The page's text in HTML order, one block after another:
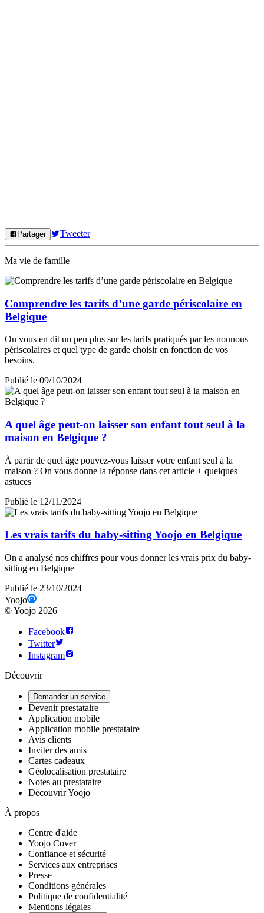
Partager Tweeter
Ma vie de famille
Comprendre les tarifs d’une garde périscolaire en
Belgique
On vous en dit un peu plus sur les tarifs pratiqués par les nounous
périscolaires et quel type de garde choisir en fonction de vos
besoins.
Publié le 09/10/2024
A quel âge peut-on laisser son enfant tout seul à la
maison en Belgique ?
À partir de quel âge pouvez-vous laisser votre enfant seul à la
maison ? On vous donne la réponse dans cet article + quelques
astuces
Publié le 12/11/2024
Les vrais tarifs du baby-sitting Yoojo en Belgique
On a analysé nos chiffres pour vous donner les vrais prix du baby-
sitting en Belgique
Publié le 23/10/2024
Yoojo
©Yoojo 2026
Facebook
Twitter
Instagram
Découvrir
Demander un service
Devenir prestataire
Application mobile
Application mobile prestataire
Avis clients
Inviter des amis
Cartes cadeaux
Géolocalisation prestataire
Notes au prestataire
Découvrir Yoojo
À propos
Centre d'aide
Yoojo Cover
Confiance et sécurité
Services aux entreprises
Presse
Conditions générales
Politique de confidentialité
Mentions légales